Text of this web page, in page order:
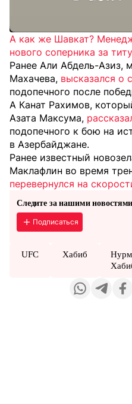
А как же Шавкат?
нового соперника за
Ранее Али Абдель-Азиз,
Махачева, высказался о
подопечного после
А Канат Рахимов,
Азата Максума,
подопечного к бою на
в Азербайджане.
Ранее известный
Маклафлин во время
перевернулся на
Следите за нашими
Подписаться
UFC Хабиб